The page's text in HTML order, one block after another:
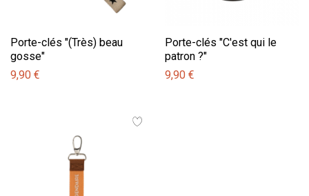
Porte-clés "(Très) beau
gosse"
9,90 €
Porte-clés "C'est qui le
patron ?"
9,90 €